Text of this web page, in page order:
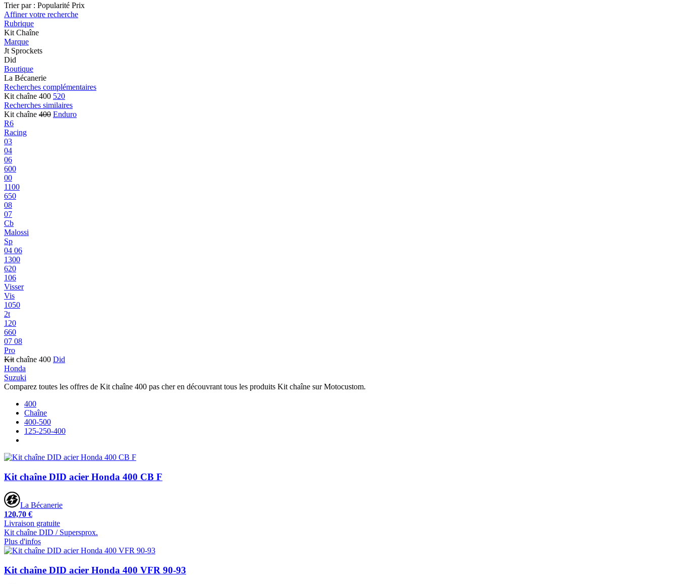
Trier par : Popularité Prix
Affiner votre recherche
Rubrique
Kit Chaîne
Marque
Jt Sprockets
Did
Boutique
La Bécanerie
Recherches complémentaires
Kit chaîne 400 520
Recherches similaires
Kit chaîne 400 Enduro
R6
Racing
03
04
06
600
00
1100
650
08
07
Cb
Malossi
Sp
04 06
1300
620
106
Visser
Vis
1050
2t
120
660
07 08
Pro
Kit chaîne 400 Did
Honda
Suzuki
Comparez toutes les offres de Kit chaîne 400 pas cher en découvrant tous les produits Kit chaîne sur Motocustom.
400
Chaîne
400-500
125-250-400
Kit chaîne DID acier Honda 400 CB F
La Bécanerie
120,70 €
Livraison gratuite
Kit chaîne DID / Supersprox.
Plus d'infos
Kit chaîne DID acier Honda 400 VFR 90-93